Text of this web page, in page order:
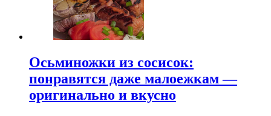
Осьминожки из сосисок:
понравятся даже малоежкам —
оригинально и вкусно